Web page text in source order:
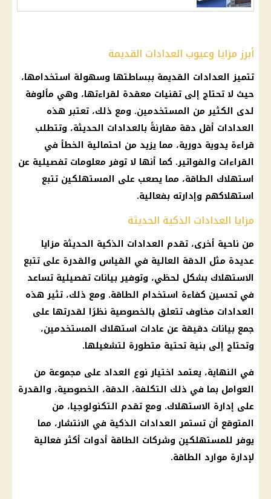
أبرز مزايا وعيوب العدادات القديمة
تتميز العدادات القديمة ببساطتها وسهولة استخدامها،
حيث لا تحتاج إلى تقنيات معقدة لقراءتها، وهي مألوفة
لدى الكثير من المستخدمين. ومع ذلك، تعتبر هذه
العدادات أقل دقة مقارنةً بالعدادات الحديثة، وتتطلب
قراءة يدوية دورية، مما يزيد من احتمالية الخطأ في
القراءات والفواتير. كما أنها لا توفر معلومات تفصيلية عن
استهلاك الطاقة، مما يصعب على المستهلكين تتبع
استهلاكهم وإدارته بفعالية.
مزايا العدادات الذكية الحديثة
من ناحية أخرى، تقدم العدادات الذكية الحديثة مزايا
عديدة مثل الدقة العالية في القياس والقدرة على تتبع
الاستهلاك بشكل لحظي، وتوفير بيانات تفصيلية تساعد
في تحسين كفاءة استخدام الطاقة. ومع ذلك، تثير هذه
العدادات مخاوف تتعلق بالخصوصية نظرًا لقدرتها على
جمع بيانات دقيقة عن عادات استهلاك المستخدمين،
وتحتاج إلى بنية تحتية متطورة لتشغيلها.
في النهاية، يعتمد اختيار نوع العداد على مجموعة من
العوامل بما في ذلك التكلفة، الدقة، الخصوصية، والقدرة
على إدارة الاستهلاك. ومع تقدم التكنولوجيا، من
المتوقع أن تستمرالعدادات الذكية في الانتشار، مما
يوفر للمستهلكين وشركات الطاقة أدوات أكثر فعالية
لإدارة موارد الطاقة.